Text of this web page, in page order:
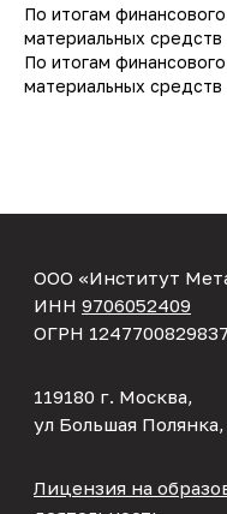
По итогам
материальных
По итогам
материальных
ООО «Институт Мета-
ИНН9706052409
Клуб
Годовая программа
Личный кабинет